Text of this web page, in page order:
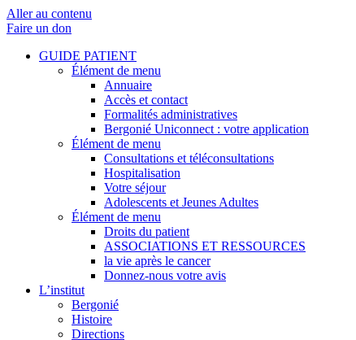
Aller au contenu
Faire un don
GUIDE PATIENT
Élément de menu
Annuaire
Accès et contact
Formalités administratives
Bergonié Uniconnect : votre application
Élément de menu
Consultations et téléconsultations
Hospitalisation
Votre séjour
Adolescents et Jeunes Adultes
Élément de menu
Droits du patient
ASSOCIATIONS ET RESSOURCES
la vie après le cancer
Donnez-nous votre avis
L’institut
Bergonié
Histoire
Directions